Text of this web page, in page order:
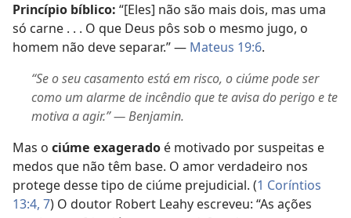
Princípio bíblico: “[Eles] não são mais dois, mas uma
só carne . . . O que Deus pôs sob o mesmo jugo, o
homem não deve separar.” — Mateus 19:6.
“Se o seu casamento está em risco, o ciúme pode ser
como um alarme de incêndio que te avisa do perigo e te
motiva a agir.” — Benjamin.
Mas o ciúme exagerado é motivado por suspeitas e
medos que não têm base. O amor verdadeiro nos
protege desse tipo de ciúme prejudicial. (1 Coríntios
13:4, 7) O doutor Robert Leahy escreveu: “As ações